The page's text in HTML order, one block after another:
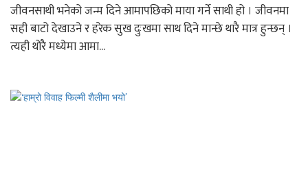
जीवनसाथी भनेको जन्म दिने आमापछिको माया गर्ने साथी हो । जीवनमा
सही बाटो देखाउने र हरेक सुख दुःखमा साथ दिने मान्छे थारै मात्र हुन्छन् ।
त्यही थोरै मध्येमा आमा...